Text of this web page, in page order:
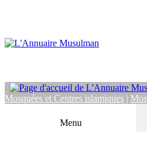
Mosquées et Centres islamiques |
Menu